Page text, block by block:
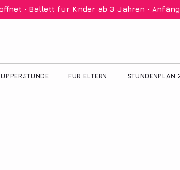
• Ballett für Kinder ab 3 Jahren •
FÜR ELTERN